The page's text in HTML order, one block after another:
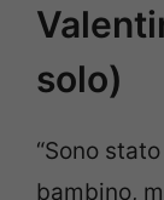
solo)
“Sono
bambino,